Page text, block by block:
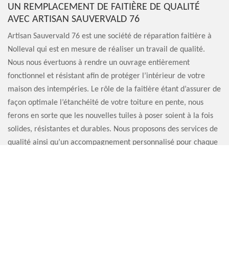
UN REMPLACEMENT DE FAITIÈRE DE QUALITÉ
AVEC ARTISAN SAUVERVALD 76
Artisan Sauvervald 76 est une société de réparation faitière à
Nolleval qui est en mesure de réaliser un travail de qualité.
Nous nous évertuons à rendre un ouvrage entièrement
fonctionnel et résistant afin de protéger l’intérieur de votre
maison des intempéries. Le rôle de la faitière étant d’assurer de
façon optimale l’étanchéité de votre toiture en pente, nous
ferons en sorte que les nouvelles tuiles à poser soient à la fois
solides, résistantes et durables. Nous proposons des services de
qualité ainsi qu’un accompagnement personnalisé pour chaque